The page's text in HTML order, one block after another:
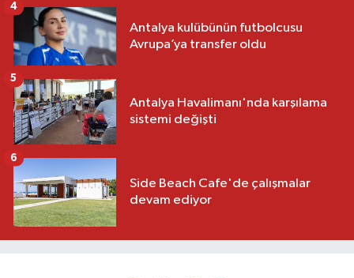
Antalya kulübünün futbolcusu
Avrupa’ya transfer oldu
4
Antalya Havalimanı'nda karşılama
sistemi değişti
5
Side Beach Cafe'de çalışmalar
devam ediyor
6